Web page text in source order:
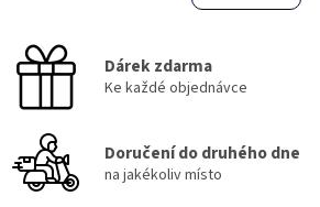
á
í
v
k
n
Dárek zdarma
Ke každé objednávce
Doručení do druhého dne
na jakékoliv místo